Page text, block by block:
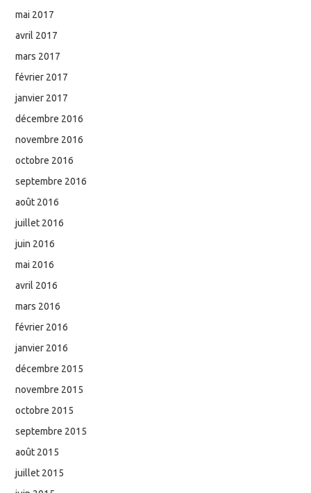
mai 2017
avril 2017
mars 2017
février 2017
janvier 2017
décembre 2016
novembre 2016
octobre 2016
septembre 2016
août 2016
juillet 2016
juin 2016
mai 2016
avril 2016
mars 2016
février 2016
janvier 2016
décembre 2015
novembre 2015
octobre 2015
septembre 2015
août 2015
juillet 2015